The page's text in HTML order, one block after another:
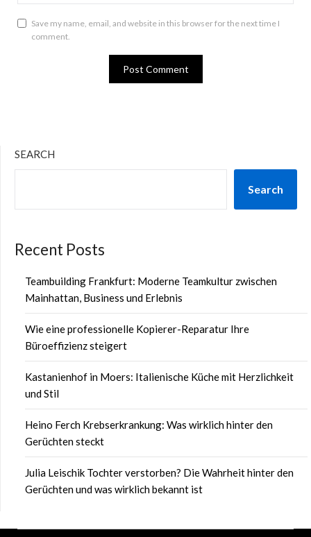
Save my name, email, and website in this browser for the next time I
comment.
SEARCH
Search
Recent Posts
Teambuilding Frankfurt: Moderne Teamkultur zwischen
Mainhattan, Business und Erlebnis
Wie eine professionelle Kopierer-Reparatur Ihre
Büroeffizienz steigert
Kastanienhof in Moers: Italienische Küche mit Herzlichkeit
und Stil
Heino Ferch Krebserkrankung: Was wirklich hinter den
Gerüchten steckt
Julia Leischik Tochter verstorben? Die Wahrheit hinter den
Gerüchten und was wirklich bekannt ist